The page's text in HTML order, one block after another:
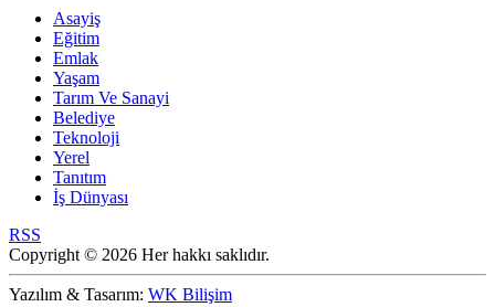
Asayiş
Eğitim
Emlak
Yaşam
Tarım Ve Sanayi
Belediye
Teknoloji
Yerel
Tanıtım
İş Dünyası
RSS
Copyright © 2026 Her hakkı saklıdır.
Yazılım & Tasarım: WK Bilişim